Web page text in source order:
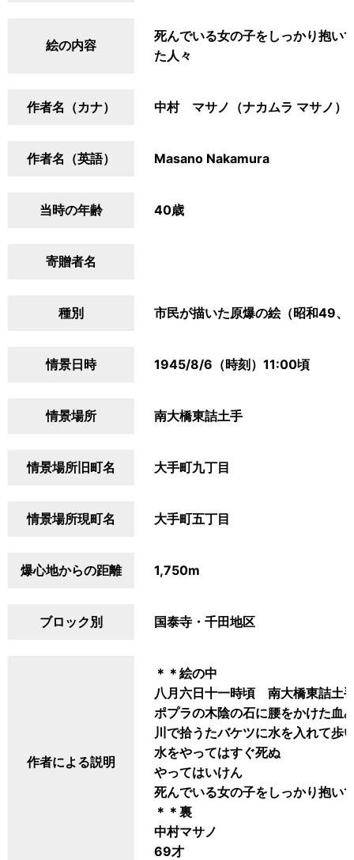
絵の内容
死んでいる女の子をしっかり抱い
た人々
作者名（カナ） 中村 マサノ（ナカムラ マサノ）
作者名（英語） Masano Nakamura
当時の年齢 40歳
寄贈者名
種別 市民が描いた原爆の絵（昭和49、
情景日時 1945/8/6（時刻）11:00頃
情景場所 南大橋東詰土手
情景場所旧町名 大手町九丁目
情景場所現町名 大手町五丁目
爆心地からの距離 1,750m
ブロック別 国泰寺・千田地区
作者による説明
＊＊絵の中
八月六日十一時頃 南大橋東詰土
ポプラの木陰の石に腰をかけた血
川で拾うたバケツに水を入れて歩
水をやってはすぐ死ぬ
やってはいけん
死んでいる女の子をしっかり抱い
＊＊裏
中村マサノ
69才